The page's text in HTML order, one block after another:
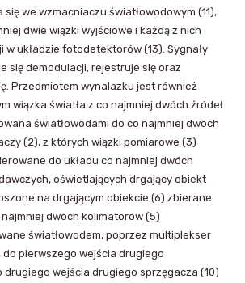
we wzmacniaczu światłowodowym (11),
dwie wiązki wyjściowe i każdą z nich
w układzie fotodetektorów (13). Sygnały
się demodulacji, rejestruje się oraz
Przedmiotem wynalazku jest również
wiązka światła z co najmniej dwóch źródeł
światłowodami do co najmniej dwóch
(2), z których wiązki pomiarowe (3)
do układu co najmniej dwóch
oświetlających drgający obiekt
na drgającym obiekcie (6) zbierane
dwóch kolimatorów (5)
światłowodem, poprzez multiplekser
do pierwszego wejścia drugiego
drugiego wejścia drugiego sprzęgacza (10)